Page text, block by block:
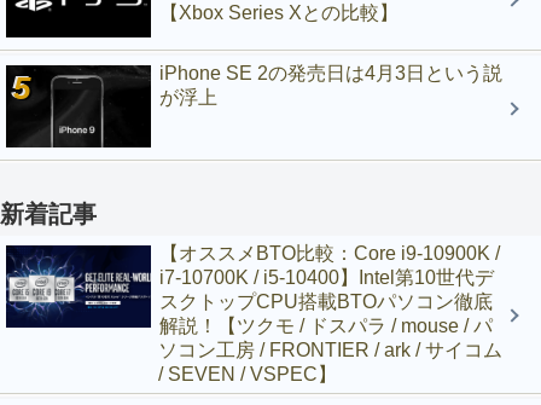
【Xbox Series Xとの比較】
iPhone SE 2の発売日は4月3日という説
が浮上
新着記事
【オススメBTO比較：Core i9-10900K /
i7-10700K / i5-10400】Intel第10世代デ
スクトップCPU搭載BTOパソコン徹底
解説！【ツクモ / ドスパラ / mouse / パ
ソコン工房 / FRONTIER / ark / サイコム
/ SEVEN / VSPEC】